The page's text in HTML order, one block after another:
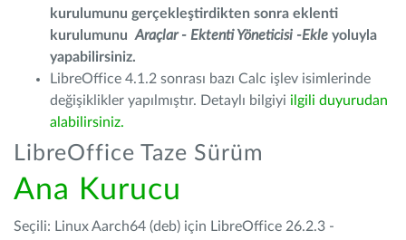
kurulumunu gerçekleştirdikten sonra eklenti
kurulumunu Araçlar - Ektenti Yöneticisi -Ekle yoluyla
yapabilirsiniz.
LibreOffice 4.1.2 sonrası bazı Calc işlev isimlerinde
değişiklikler yapılmıştır. Detaylı bilgiyi ilgili duyurudan
alabilirsiniz.
LibreOffice Taze Sürüm
Ana Kurucu
Seçili: Linux Aarch64 (deb) için LibreOffice 26.2.3 -